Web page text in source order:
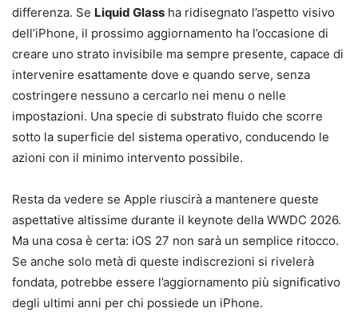
differenza. Se Liquid Glass ha ridisegnato l’aspetto visivo
dell’iPhone, il prossimo aggiornamento ha l’occasione di
creare uno strato invisibile ma sempre presente, capace di
intervenire esattamente dove e quando serve, senza
costringere nessuno a cercarlo nei menu o nelle
impostazioni. Una specie di substrato fluido che scorre
sotto la superficie del sistema operativo, conducendo le
azioni con il minimo intervento possibile.
Resta da vedere se Apple riuscirà a mantenere queste
aspettative altissime durante il keynote della WWDC 2026.
Ma una cosa è certa: iOS 27 non sarà un semplice ritocco.
Se anche solo metà di queste indiscrezioni si rivelerà
fondata, potrebbe essere l’aggiornamento più significativo
degli ultimi anni per chi possiede un iPhone.